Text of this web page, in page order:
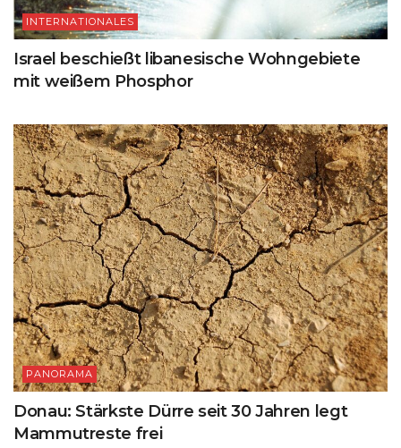
INTERNATIONALES
Israel beschießt libanesische Wohngebiete
mit weißem Phosphor
PANORAMA
Donau: Stärkste Dürre seit 30 Jahren legt
Mammutreste frei